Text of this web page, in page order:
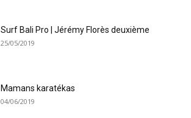
Surf Bali Pro | Jérémy Florès deuxième
25/05/2019
Mamans karatékas
04/06/2019